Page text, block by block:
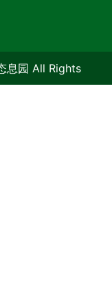
息园 All Rights